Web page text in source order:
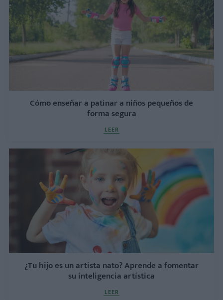
Cómo enseñar a patinar a niños pequeños de
forma segura
LEER
¿Tu hijo es un artista nato? Aprende a fomentar
su inteligencia artística
LEER